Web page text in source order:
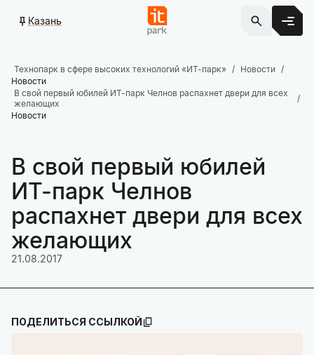
Казань
Технопарк в сфере высоких технологий «ИТ-парк»
Новости
Новости
В свой первый юбилей ИТ-парк Челнов распахнет двери для всех
желающих
Новости
В свой первый юбилей
ИТ-парк Челнов
распахнет двери для всех
желающих
21.08.2017
ПОДЕЛИТЬСЯ ССЫЛКОЙ